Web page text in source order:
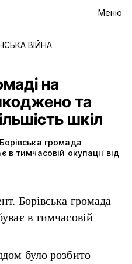
Меню
ВІЙНА
на
та
шкіл
громада
в тимчасовій окупації від
Борівська громада
в тимчасовій
було розбито